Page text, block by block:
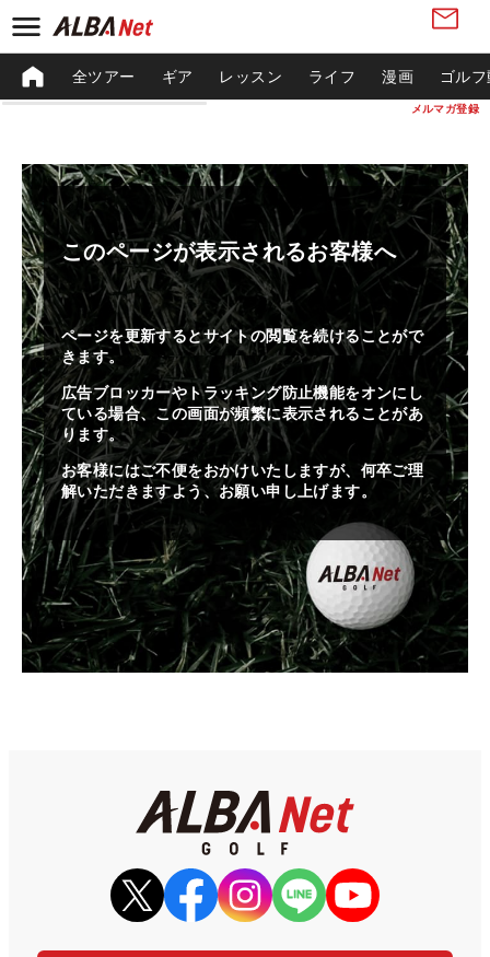
メルマガ登録
全ツアー ギア レッスン ライフ 漫画 ゴル
このページが表示されるお客様へ
ページを更新するとサイトの閲覧を続けることがで
きます。
広告ブロッカーやトラッキング防止機能をオンにし
ている場合、この画面が頻繁に表示されることがあ
ります。
お客様にはご不便をおかけいたしますが、何卒ご理
解いただきますよう、お願い申し上げます。